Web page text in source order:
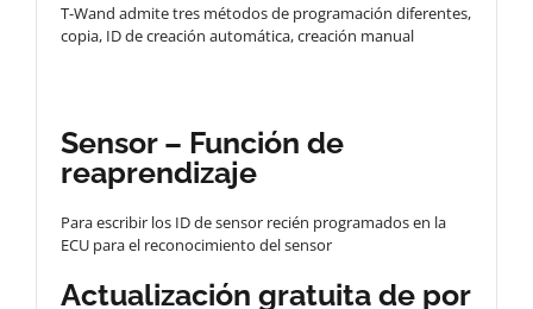
T-Wand admite tres métodos de programación diferentes,
copia, ID de creación automática, creación manual
Sensor – Función de
reaprendizaje
Para escribir los ID de sensor recién programados en la
ECU para el reconocimiento del sensor
Actualización gratuita de por